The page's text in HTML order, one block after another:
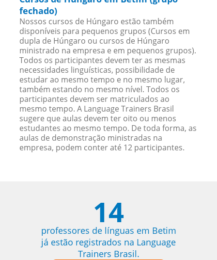
fechado)
Nossos cursos de Húngaro estão também
disponíveis para pequenos grupos (Cursos em
dupla de Húngaro ou cursos de Húngaro
ministrado na empresa e em pequenos grupos).
Todos os participantes devem ter as mesmas
necessidades linguísticas, possibilidade de
estudar ao mesmo tempo e no mesmo lugar,
também estando no mesmo nível. Todos os
participantes devem ser matriculados ao
mesmo tempo. A Language Trainers Brasil
sugere que aulas devem ter oito ou menos
estudantes ao mesmo tempo. De toda forma, as
aulas de demonstração ministradas na
empresa, podem conter até 12 participantes.
14
professores de línguas em Betim
já estão registrados na Language
Trainers Brasil.